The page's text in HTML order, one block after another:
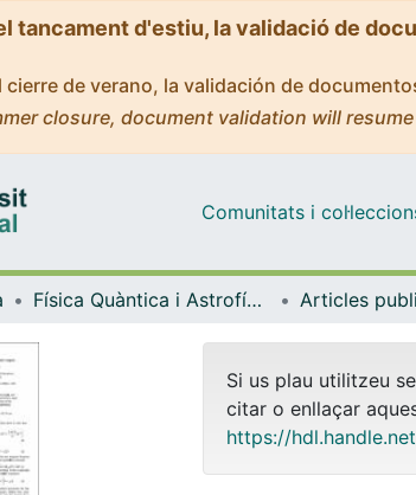
tancament d'estiu, la validació de
cierre de verano, la validación de
closure, document validation will
Comunitats i
Física Quàntica i Astrofísica
Si us plau utilitzeu
citar o enllaçar
https://